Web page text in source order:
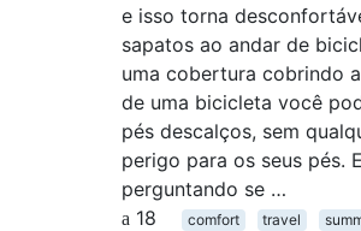
e isso torna
sapatos ao andar de
uma cobertura cobrindo
de uma bicicleta você
pés descalços, sem
perigo para os seus pés.
perguntando se …
18
comfort travel